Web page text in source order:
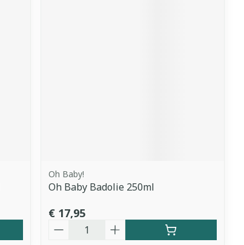
Oh Baby!
Oh Baby Badolie 250ml
€ 17,95